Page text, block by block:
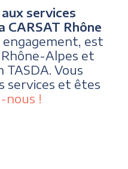
services
CARSAT Rhône
engagement, est
Alpes et
TASDA. Vous
services et êtes
nous !